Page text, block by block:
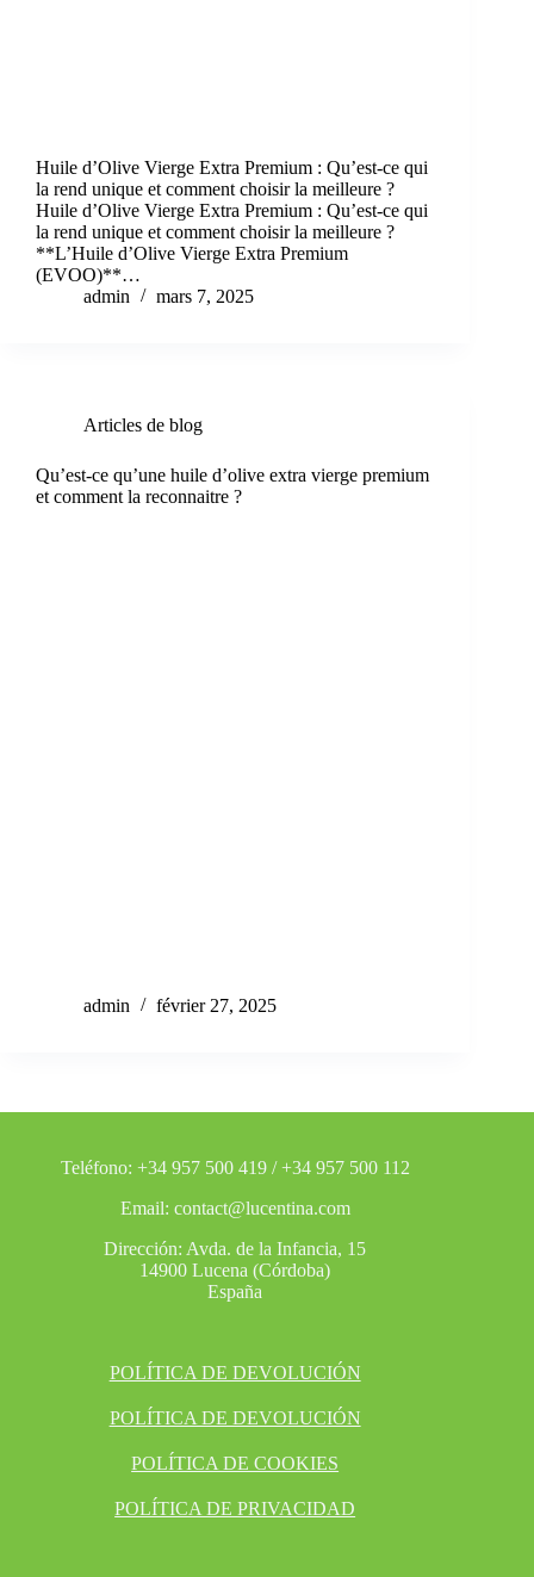
Huile d’Olive Vierge Extra Premium : Qu’est-ce qui
la rend unique et comment choisir la meilleure ?
Huile d’Olive Vierge Extra Premium : Qu’est-ce qui
la rend unique et comment choisir la meilleure ?
**L’Huile d’Olive Vierge Extra Premium
(EVOO)**…
admin
mars 7, 2025
Articles de blog
Qu’est-ce qu’une huile d’olive extra vierge premium
et comment la reconnaitre ?
admin février 27, 2025
Teléfono: +34 957 500 419 / +34 957 500 112
Email: contact@lucentina.com
Dirección: Avda. de la Infancia, 15
14900 Lucena (Córdoba)
España
POLÍTICA DE DEVOLUCIÓN
POLÍTICA DE DEVOLUCIÓN
POLÍTICA DE COOKIES
POLÍTICA DE PRIVACIDAD